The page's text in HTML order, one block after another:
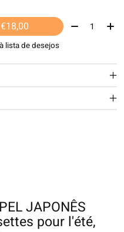
— €18,00 Quantidade:
lista de desejos
JAPONÊS
pour l'été,